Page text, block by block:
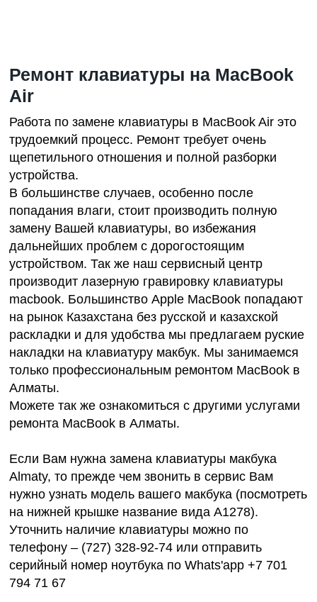
Ремонт клавиатуры на MacBook
Air
Работа по замене клавиатуры в MacBook Air это
трудоемкий процесс. Ремонт требует очень
щепетильного отношения и полной разборки
устройства.
В большинстве случаев, особенно после
попадания влаги, стоит производить полную
замену Вашей клавиатуры, во избежания
дальнейших проблем с дорогостоящим
устройством. Так же наш сервисный центр
производит лазерную гравировку клавиатуры
macbook. Большинство Apple MacBook попадают
на рынок Казахстана без русской и казахской
раскладки и для удобства мы предлагаем руские
накладки на клавиатуру макбук. Мы занимаемся
только профессиональным ремонтом MacBook в
Алматы.
Можете так же ознакомиться с другими услугами
ремонта MacBook в Алматы.
Если Вам нужна замена клавиатуры макбука
Almaty, то прежде чем звонить в сервис Вам
нужно узнать модель вашего макбука (посмотреть
на нижней крышке название вида A1278).
Уточнить наличие клавиатуры можно по
телефону – (727) 328-92-74 или отправить
серийный номер ноутбука по Whats'app +7 701
794 71 67